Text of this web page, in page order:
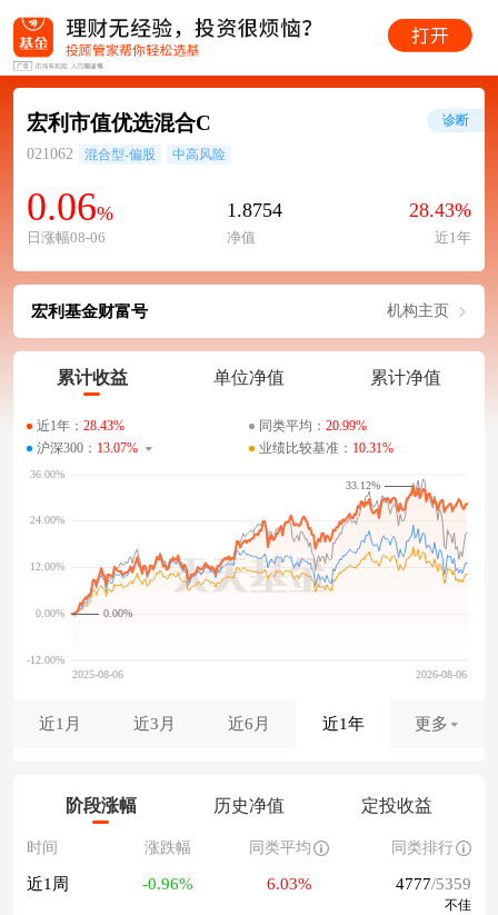
宏利市值优选混合C
021062 混合型-偏股 中高风险
0.06%
日涨幅08-06
1.8754
净值
28.43%
近1年
诊断
宏利基金财富号 机构主页
累计收益 单位净值 累计净值
近1年： 28.43% 同类平均： 20.99%
沪深300： 13.07% 业绩比较基准： 10.31%
0.00%
33.12%
近1月 近3月 近6月 近1年 更多
阶段涨幅 历史净值 定投收益
时间 涨跌幅 同类平均 同类排行
近1周 -0.96% 6.03% 4777/5359
不佳